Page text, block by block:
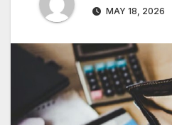
MAY 18, 2026